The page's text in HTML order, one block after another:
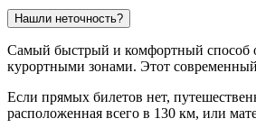
Нашли неточность?
Самый быстрый и комфортный способ
курортными зонами. Этот
Если прямых билетов нет,
расположенная всего в 130 км, или